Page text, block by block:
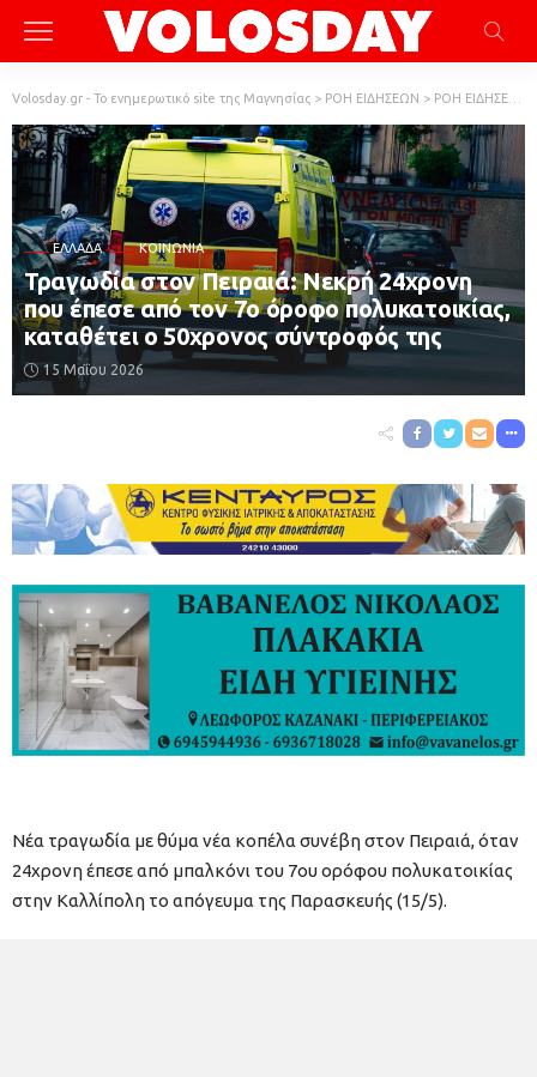
Volosday.gr - Το ενημερωτικό site της Μαγνησίας > ΡΟΗ ΕΙΔΗΣΕΩΝ > ΡΟΗ ΕΙΔΗΣΕΩΝ
ΕΛΛΆΔΑ ΚΟΙΝΩΝΙΑ
Τραγωδία στον Πειραιά: Νεκρή 24χρονη
που έπεσε από τον 7ο όροφο πολυκατοικίας,
καταθέτει ο 50χρονος σύντροφός της
15 Μαΐου 2026
Νέα τραγωδία με θύμα νέα κοπέλα συνέβη στον Πειραιά, όταν
24χρονη έπεσε από μπαλκόνι του 7ου ορόφου πολυκατοικίας
στην Καλλίπολη το απόγευμα της Παρασκευής (15/5).